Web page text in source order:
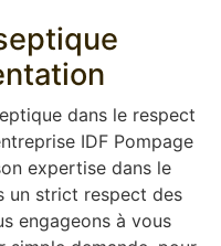
dans le respect
IDF Pompage
expertise dans le
un strict respect des
engageons à vous